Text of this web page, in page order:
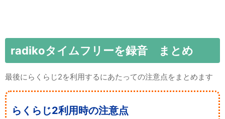
radikoタイムフリーを録音 まとめ
最後にらくらじ2を利用するにあたっての注意点をまとめます
らくらじ2利用時の注意点